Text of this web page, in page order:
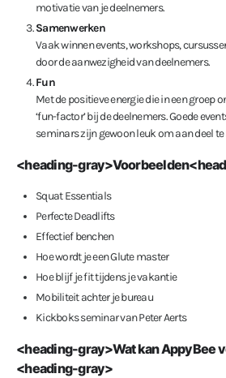
motivatie van je deelnemers.
Samenwerken
Vaak winnen events, workshops,
door de aanwezigheid van deelnemers.
Fun
Met de positieve energie die in een groep
‘fun-factor’ bij de deelnemers. Goede
seminars zijn gewoon leuk om aan deel
<heading-
Squat Essentials
Perfecte Deadlifts
Effectief benchen
Hoe wordt je een Glute master
Hoe blijf je fit tijdens je vakantie
Mobiliteit achter je bureau
Kickboks seminar van Peter Aerts
<heading-gray>Wat kan AppyBee
<heading-gray>